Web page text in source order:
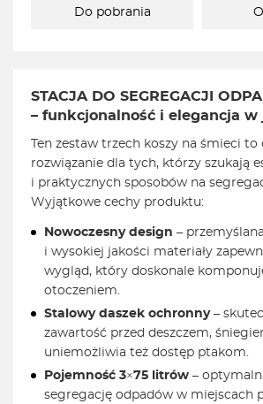
Do pobrania
STACJA DO SEGREGACJI
– funkcjonalność i elegancja w
Ten zestaw trzech koszy na śmieci to
rozwiązanie dla tych, którzy szukają
i praktycznych sposobów na
Wyjątkowe cechy produktu:
Nowoczesny design –
i wysokiej jakości materiały
wygląd, który doskonale
otoczeniem.
Stalowy daszek ochronny–
zawartość przed deszczem,
uniemożliwia też dostęp ptakom.
Pojemność 3×75 litrów –
segregację odpadów w miejscach